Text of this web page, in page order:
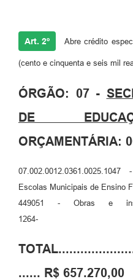
Art. 2º Abre crédito
(cento e cinquenta e seis mil
ÓRGÃO: 07 -
DE
ORÇAMENTÁRIA:
Escolas Municipais de Ensino
449051 - Obras e
...... R$ 657.270,00